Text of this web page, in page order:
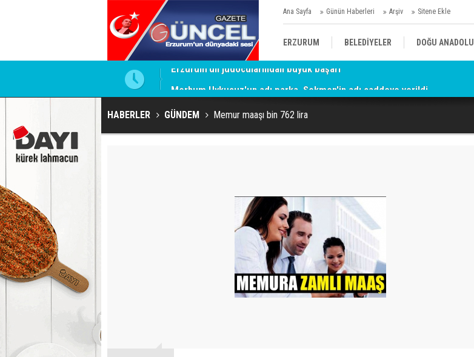
Ana Sayfa Günün Haberleri Arşiv Sitene Ekle
ERZURUM BELEDİYELER DOĞU ANADOLU
KÜLTÜR/SANAT//MAĞAZİN
Merhum Uykusuz'un adı parka, Sekmen'in adı caddeye verildi
HABERLER GÜNDEM Memur maaşı bin 762 lira